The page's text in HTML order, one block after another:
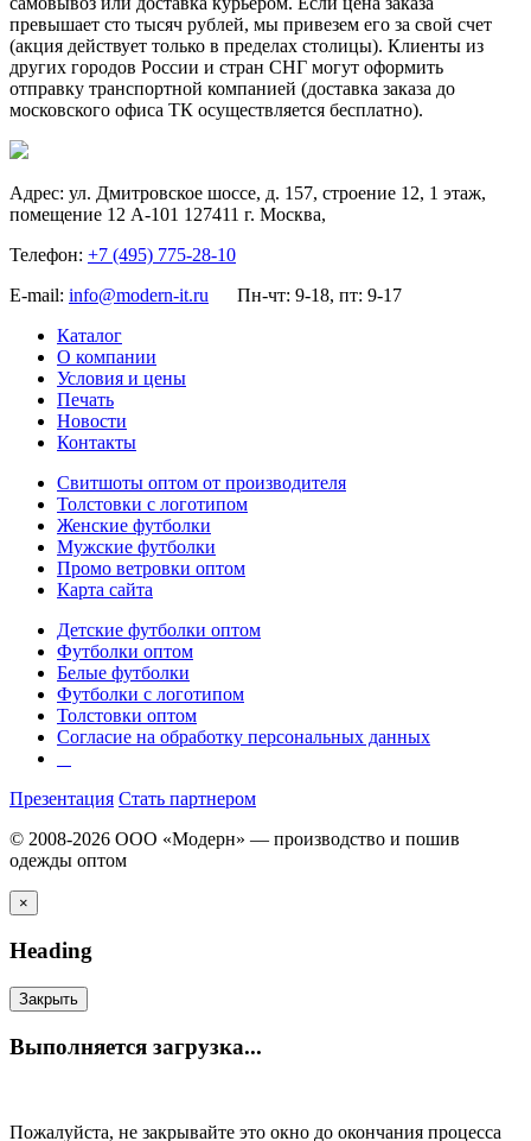
превышает сто тысяч рублей, мы привезем его за свой счет
(акция действует только в пределах столицы). Клиенты из
других городов России и стран СНГ могут оформить
отправку транспортной компанией (доставка заказа до
московского офиса ТК осуществляется бесплатно).
Адрес: ул. Дмитровское шоссе, д. 157, строение 12, 1 этаж,
помещение 12 А-101 127411 г. Москва,
Телефон: +7 (495) 775-28-10
E-mail: info@modern-it.ru
Пн-чт: 9-18, пт: 9-17
Каталог
О компании
Условия и цены
Печать
Новости
Контакты
Свитшоты оптом от производителя
Толстовки с логотипом
Женские футболки
Мужские футболки
Промо ветровки оптом
Карта сайта
Детские футболки оптом
Футболки оптом
Белые футболки
Футболки с логотипом
Толстовки оптом
Согласие на обработку персональных данных
Презентация Стать партнером
© 2008-2026 ООО «Модерн» — производство и пошив
одежды оптом
×
Heading
Закрыть
Выполняется загрузка...
Пожалуйста, не закрывайте это окно до окончания процесса